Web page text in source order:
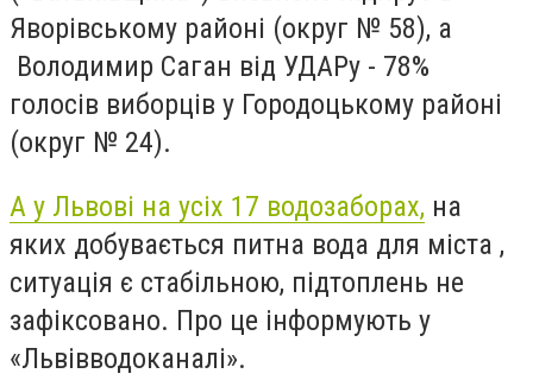
Яворівському районі (округ № 58), а
Володимир Саган від УДАРу - 78%
голосів виборців у Городоцькому районі
(округ № 24).
А у Львові на усіх 17 водозаборах, на
яких добувається питна вода для міста ,
ситуація є стабільною, підтоплень не
зафіксовано. Про це інформують у
«Львівводоканалі».